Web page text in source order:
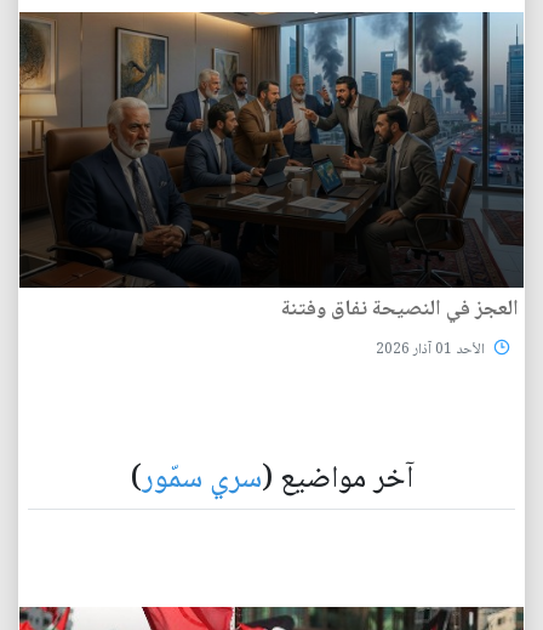
العجز في النصيحة نفاق وفتنة
الأحد 01 آذار 2026
آخر مواضيع (سري سمّور)